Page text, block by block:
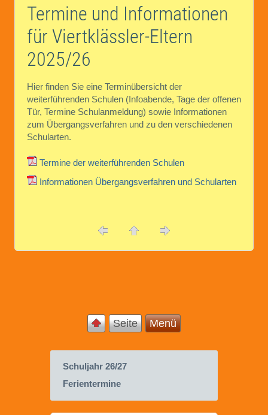
Termine und Informationen
für Viertklässler-Eltern
2025/26
Hier finden Sie eine Terminübersicht der
weiterführenden Schulen (Infoabende, Tage der offenen
Tür, Termine Schulanmeldung) sowie Informationen
zum Übergangsverfahren und zu den verschiedenen
Schularten.
Termine der weiterführenden Schulen
Informationen Übergangsverfahren und Schularten
Seite Menü
Schuljahr 26/27
Ferientermine